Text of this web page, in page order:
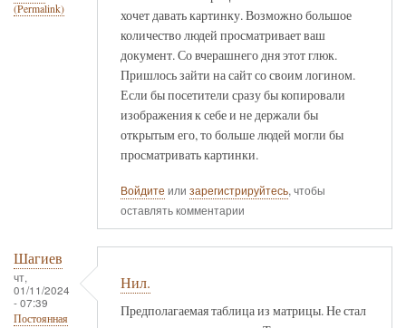
(Permalink)
хочет давать картинку. Возможно большое
количество людей просматривает ваш
документ. Со вчерашнего дня этот глюк.
Пришлось зайти на сайт со своим логином.
Если бы посетители сразу бы копировали
изображения к себе и не держали бы
открытым его, то больше людей могли бы
просматривать картинки.
Войдите или зарегистрируйтесь, чтобы
оставлять комментарии
Шагиев
чт,
01/11/2024
- 07:39
Постоянная
Нил.
Предполагаемая таблица из матрицы. Не стал